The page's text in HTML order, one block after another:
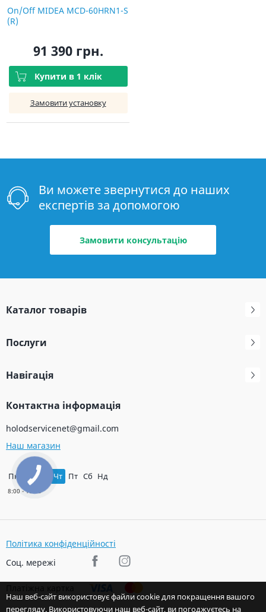
On/Off MIDEA MCD-60HRN1-S
(R)
91 390 грн.
Купити в 1 клік
Замовити установку
Ви можете звернутися до наших
експертів за допомогою
Замовити консультацію
Каталог товарів
Послуги
Навігація
Контактна інформація
holodservicenet@gmail.com
Наш магазин
Пн Вт Ср Чт Пт Сб Нд
Політика конфіденційності
Соц. мережі
Наш веб-сайт використовує файли cookie для покращення вашого
перегляду. Використовуючи наш веб-сайт, ви погоджуєтесь на